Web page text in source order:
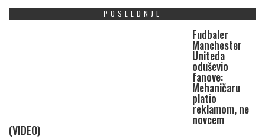
POSLEDNJE
Fudbaler
Manchester
Uniteda
oduševio
fanove:
Mehaničaru
platio
reklamom, ne
novcem
(VIDEO)